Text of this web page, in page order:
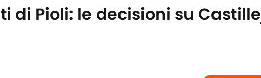
di Pioli: le decisioni su